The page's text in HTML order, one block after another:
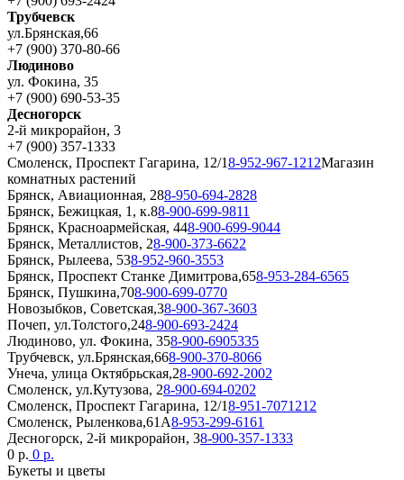
Трубчевск
ул.Брянская,66
+7 (900) 370-80-66
Людиново
ул. Фокина, 35
+7 (900) 690-53-35
Десногорск
2-й микрорайон, 3
+7 (900) 357-1333
Смоленск, Проспект Гагарина, 12/18-952-967-1212Магазин
комнатных растений
Брянск, Авиационная, 288-950-694-2828
Брянск, Бежицкая, 1, к.88-900-699-9811
Брянск, Красноармейская, 448-900-699-9044
Брянск, Металлистов, 28-900-373-6622
Брянск, Рылеева, 538-952-960-3553
Брянск, Проспект Станке Димитрова,658-953-284-6565
Брянск, Пушкина,708-900-699-0770
Новозыбков, Советская,38-900-367-3603
Почеп, ул.Толстого,248-900-693-2424
Людиново, ул. Фокина, 358-900-6905335
Трубчевск, ул.Брянская,668-900-370-8066
Унеча, улица Октябрьская,28-900-692-2002
Смоленск, ул.Кутузова, 28-900-694-0202
Смоленск, Проспект Гагарина, 12/18-951-7071212
Смоленск, Рыленкова,61А8-953-299-6161
Десногорск, 2-й микрорайон, 38-900-357-1333
0 р. 0 р.
Букеты и цветы